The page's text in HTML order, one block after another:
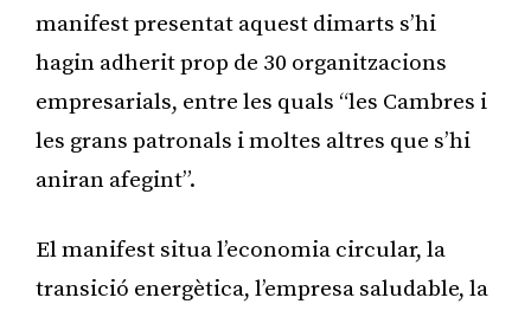
manifest presentat aquest dimarts s’hi
hagin adherit prop de 30 organitzacions
empresarials, entre les quals “les Cambres i
les grans patronals i moltes altres que s’hi
aniran afegint”.
El manifest situa l’economia circular, la
transició energètica, l’empresa saludable, la